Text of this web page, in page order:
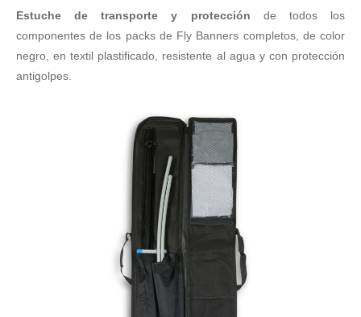
Estuche de transporte y protección de todos los
componentes de los packs de Fly Banners completos, de color
negro, en textil plastificado, resistente al agua y con protección
antigolpes.